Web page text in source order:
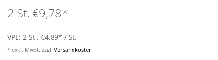
Küchentechnik
Küchenmöbel
2 St. €9,78*
VPE: 2 St., €4,89* / St.
* exkl. MwSt. zzgl. Versandkosten